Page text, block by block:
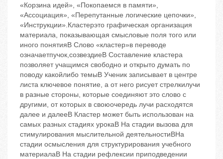
«Корзина идей», «Покопаемся в памяти»,
«Ассоциация», «Перепутанные логические цепочки»,
«Инструкции».Кластер‬это графическая организация
материала, показывающая смысловые поля того или
иного понятияB Слово «кластер»в переводе
означаетпучок,созвездиеB Составление кластера
позволяет учащимся свободно и открыто думать по
поводу какойлибо темыB Ученик записывает в центре
листа ключевое понятие, а от него рисует стрелкилучи
в разные стороны, которые соединяют это слово с
другими, от которых в своюочередь лучи расходятся
далее и далееB Кластер может быть использован на
самых разных стадиях урокаB На стадии вызова ‬для
стимулирования мыслительной деятельностиBНа
стадии осмысления ‬для структурирования учебного
материалаB На стадии рефлексии ‬приподведении